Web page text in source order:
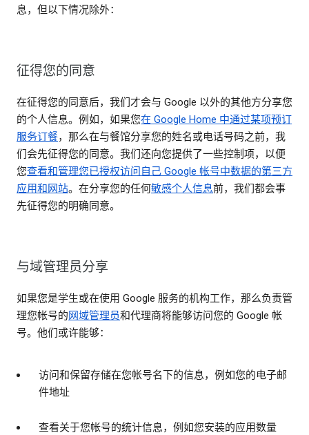
息，但以下情况除外：
征得您的同意
在征得您的同意后，我们才会与 Google 以外的其他方分享您
的个人信息。例如，如果您在 Google Home 中通过某项预订
服务订餐，那么在与餐馆分享您的姓名或电话号码之前，我
们会先征得您的同意。我们还向您提供了一些控制项，以便
您查看和管理您已授权访问自己 Google 帐号中数据的第三方
应用和网站。在分享您的任何敏感个人信息前，我们都会事
先征得您的明确同意。
与域管理员分享
如果您是学生或在使用 Google 服务的机构工作，那么负责管
理您帐号的网域管理员和代理商将能够访问您的 Google 帐
号。他们或许能够：
访问和保留存储在您帐号名下的信息，例如您的电子邮
件地址
查看关于您帐号的统计信息，例如您安装的应用数量